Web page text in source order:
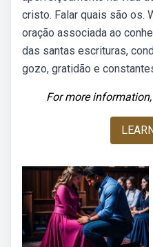
cristo. Falar quais são os.
oração associada ao
das santas escrituras,
gozo, gratidão e
For more